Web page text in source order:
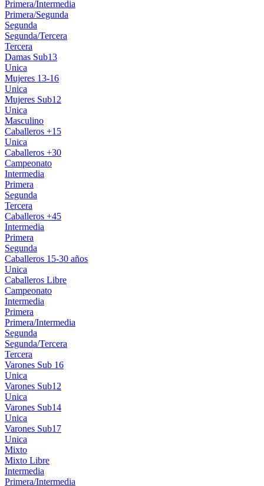
Primera/Intermedia
Primera/Segunda
Segunda
Segunda/Tercera
Tercera
Damas Sub13
Unica
Mujeres 13-16
Unica
Mujeres Sub12
Unica
Masculino
Caballeros +15
Unica
Caballeros +30
Campeonato
Intermedia
Primera
Segunda
Tercera
Caballeros +45
Intermedia
Primera
Segunda
Caballeros 15-30 años
Unica
Caballeros Libre
Campeonato
Intermedia
Primera
Primera/Intermedia
Segunda
Segunda/Tercera
Tercera
Varones Sub 16
Unica
Varones Sub12
Unica
Varones Sub14
Unica
Varones Sub17
Unica
Mixto
Mixto Libre
Intermedia
Primera/Intermedia